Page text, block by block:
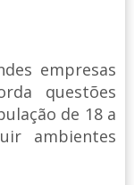
empresas
questões
de 18 a
ambientes